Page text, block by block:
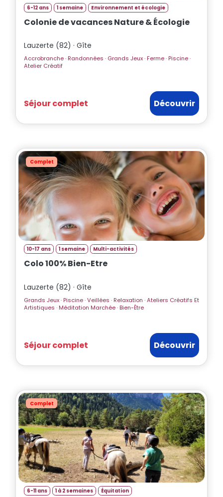
6-12 ans 1 semaine Environnement et écologie
Colonie de vacances Nature & Écologie
Lauzerte (82) · Gîte
Accrobranche · Randonnées · Grands Jeux · Ferme · Piscine ·
Atelier Créatif
Séjour complet Découvrir
Complet
10-17 ans 1 semaine Multi-activités
Colo 100% Bien-Etre
Lauzerte (82) · Gîte
Grands Jeux · Piscine · Veillées · Relaxation · Ateliers Créatifs Et
Artistiques · Méditation Marchée · Bien-Être
Séjour complet Découvrir
Complet
6-11 ans 1 à 2 semaines Équitation